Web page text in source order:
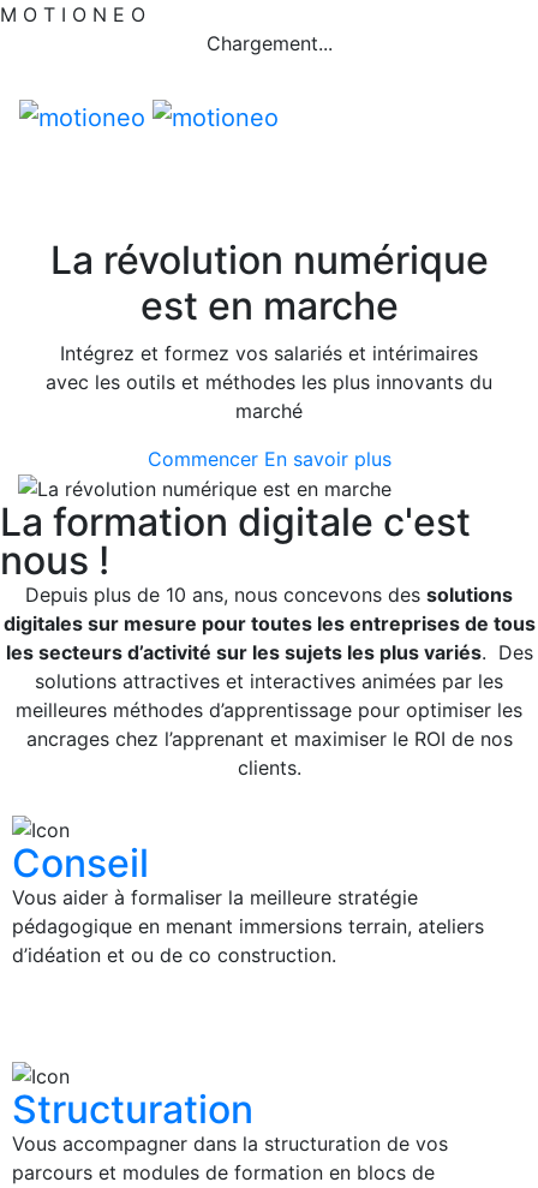
M O T I O N E O
Chargement...
La révolution numérique
est en marche
Intégrez et formez vos salariés et intérimaires
avec les outils et méthodes les plus innovants du
marché
Commencer En savoir plus
La formation digitale c'est
nous !
Depuis plus de 10 ans, nous concevons des solutions
digitales sur mesure pour toutes les entreprises de tous
les secteurs d’activité sur les sujets les plus variés. Des
solutions attractives et interactives animées par les
meilleures méthodes d’apprentissage pour optimiser les
ancrages chez l’apprenant et maximiser le ROI de nos
clients.
Conseil
Vous aider à formaliser la meilleure stratégie
pédagogique en menant immersions terrain, ateliers
d’idéation et ou de co construction.
Structuration
Vous accompagner dans la structuration de vos
parcours et modules de formation en blocs de